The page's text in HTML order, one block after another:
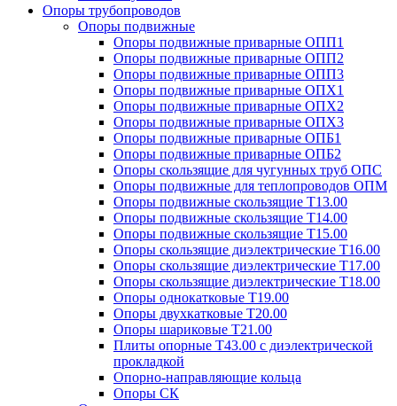
Опоры трубопроводов
Опоры подвижные
Опоры подвижные приварные ОПП1
Опоры подвижные приварные ОПП2
Опоры подвижные приварные ОПП3
Опоры подвижные приварные ОПХ1
Опоры подвижные приварные ОПХ2
Опоры подвижные приварные ОПХ3
Опоры подвижные приварные ОПБ1
Опоры подвижные приварные ОПБ2
Опоры скользящие для чугунных труб ОПС
Опоры подвижные для теплопроводов ОПМ
Опоры подвижные скользящие Т13.00
Опоры подвижные скользящие Т14.00
Опоры подвижные скользящие Т15.00
Опоры скользящие диэлектрические Т16.00
Опоры скользящие диэлектрические Т17.00
Опоры скользящие диэлектрические Т18.00
Опоры однокатковые Т19.00
Опоры двухкатковые Т20.00
Опоры шариковые Т21.00
Плиты опорные Т43.00 с диэлектрической
прокладкой
Опорно-направляющие кольца
Опоры СК